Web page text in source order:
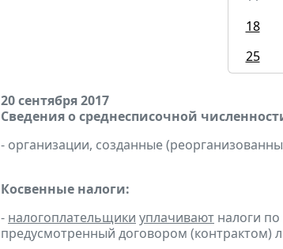
18
25
20 сентября 2017
Сведения о среднесписочной
- организации, созданные
Косвенные налоги:
- налогоплательщики уплачивают налоги
предусмотренный договором (контрактом)